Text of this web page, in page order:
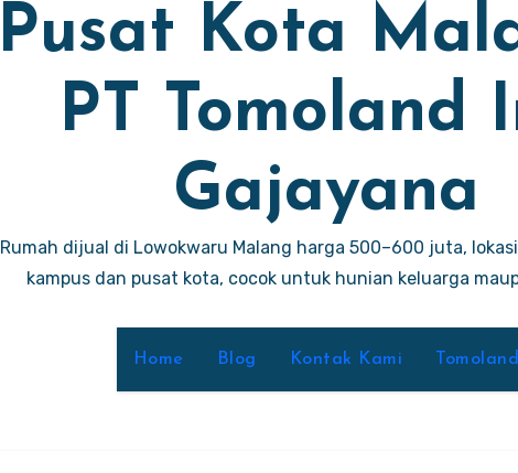
Pusat Kota
PT Tomoland
Gajayana
Rumah dijual di Lowokwaru Malang harga 500–600 juta,
kampus dan pusat kota, cocok untuk hunian keluarga
Home Blog Kontak Kami Tomoland